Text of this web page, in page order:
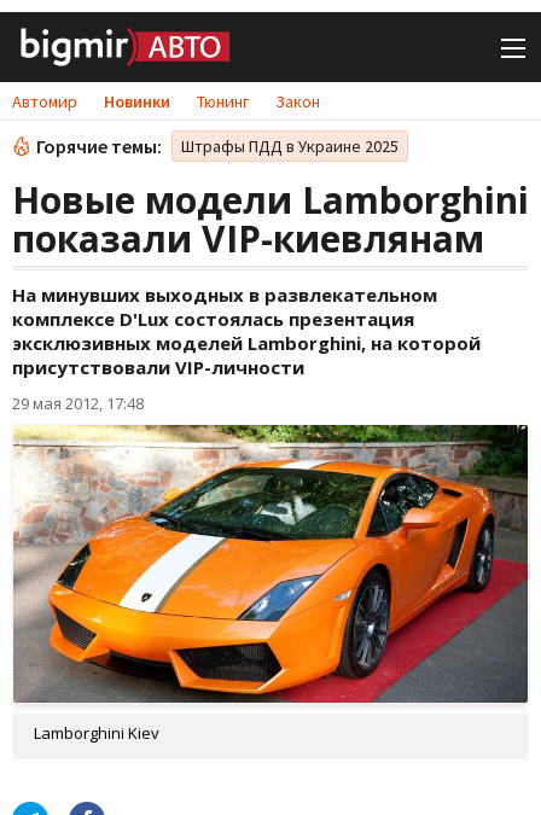
Автомир Новинки Тюнинг Закон
Горячие темы: Штрафы ПДД в Украине 2025
Новые модели Lamborghini
показали VIP-киевлянам
На минувших выходных в развлекательном
комплексе D'Lux состоялась презентация
эксклюзивных моделей Lamborghini, на которой
присутствовали VIP-личности
29 мая 2012, 17:48
Lamborghini Kiev